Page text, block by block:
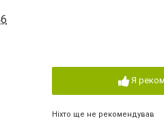
Я
Ніхто ще не рекомендував